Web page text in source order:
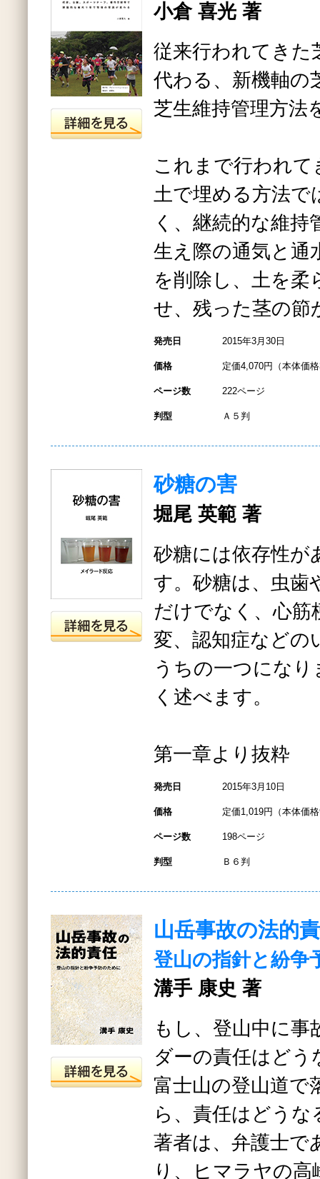
小倉 喜光 著
従来行われてきた
代わる、新機軸の
芝生維持管理方法
これまで行われ
土で埋める方法で
く、継続的な維持
生え際の通気と通
を削除し、土を柔
せ、残った茎の
発売日 2015年3月30日
価格 定価4,070円（本体価
ページ数 222ページ
判型 Ａ５判
砂糖の害
堀尾 英範 著
砂糖には依存性が
す。砂糖は、虫歯
だけでなく、心筋
変、認知症などの
うちの一つにな
く述べます。
第一章より抜粋
発売日 2015年3月10日
価格 定価1,019円（本体価
ページ数 198ページ
判型 Ｂ６判
山岳事故の法的
登山の指針と紛争
溝手 康史 著
もし、登山中に事
ダーの責任はどう
富士山の登山道で
ら、責任はどうな
著者は、弁護士で
り、ヒマラヤの